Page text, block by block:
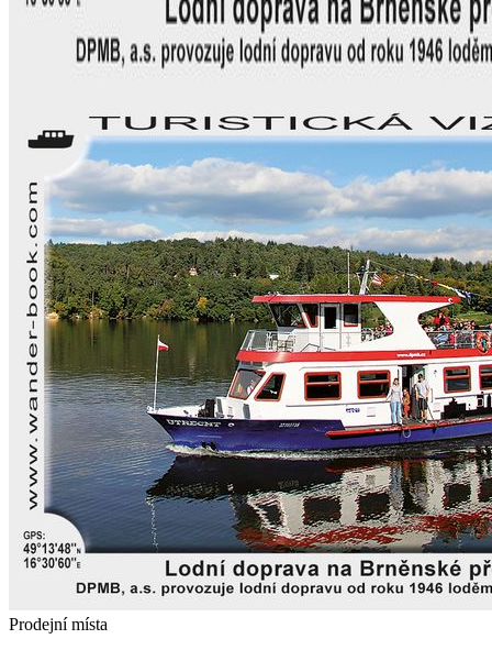
Prodejní místa